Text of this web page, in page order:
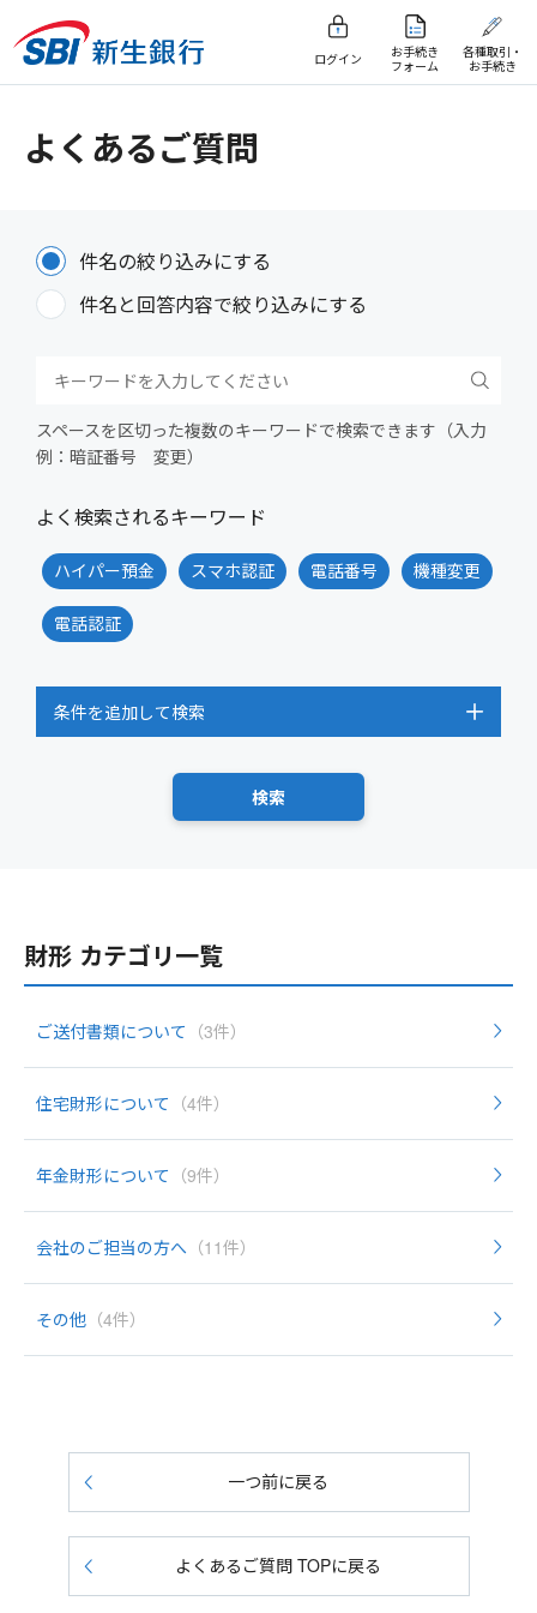
ログイン
お手続き
フォーム
各種取引・
お手続き
よくあるご質問
件名の絞り込みにする
件名と回答内容で絞り込みにする
スペースを区切った複数のキーワードで検索できます（入力
例：暗証番号 変更）
よく検索されるキーワード
ハイパー預金 スマホ認証 電話番号 機種変更
電話認証
条件を追加して検索
財形 カテゴリ一覧
ご送付書類について （3件）
住宅財形について （4件）
年金財形について （9件）
会社のご担当の方へ （11件）
その他 （4件）
一つ前に戻る
よくあるご質問 TOPに戻る